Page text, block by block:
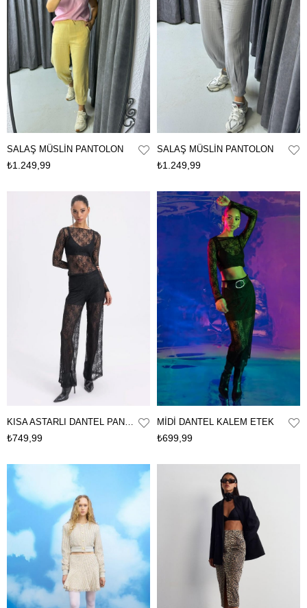
SALAŞ MÜSLİN PANTOLON
₺1.249,99
SALAŞ MÜSLİN PANTOLON
₺1.249,99
₺749,99
MİDİ DANTEL KALEM ETEK
₺699,99